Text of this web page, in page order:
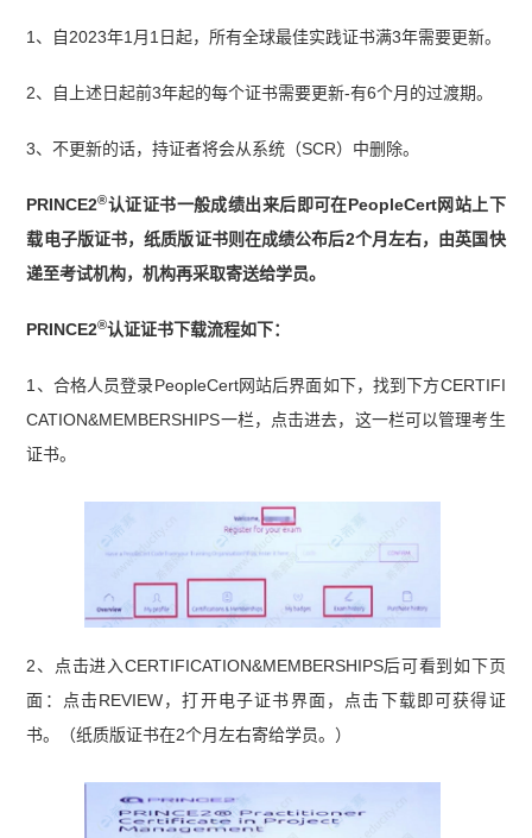
1、自2023年1月1日起，所有全球最佳实践证书满3年需要更新。
2、自上述日起前3年起的每个证书需要更新-有6个月的过渡期。
3、不更新的话，持证者将会从系统（SCR）中删除。
PRINCE2®认证证书一般成绩出来后即可在PeopleCert网站上下
载电子版证书，纸质版证书则在成绩公布后2个月左右，由英国快
递至考试机构，机构再采取寄送给学员。
PRINCE2®认证证书下载流程如下：
1、合格人员登录PeopleCert网站后界面如下，找到下方CERTIFI
CATION&MEMBERSHIPS一栏，点击进去，这一栏可以管理考生
证书。
2、点击进入CERTIFICATION&MEMBERSHIPS后可看到如下页
面：点击REVIEW，打开电子证书界面，点击下载即可获得证
书。（纸质版证书在2个月左右寄给学员。）